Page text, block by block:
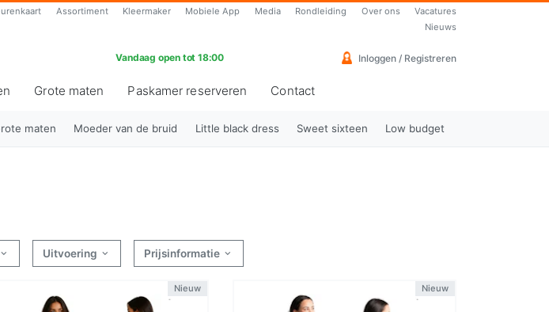
Assortiment Kleermaker Mobiele App Media Rondleiding Over ons
Vacatures
Nieuws
Vandaag open tot 18:00 Inloggen / Registreren
Grote maten Paskamer reserveren Contact
maten Moeder van de bruid Little black dress Sweet sixteen Low budget
Uitvoering Prijsinformatie
Nieuw Nieuw